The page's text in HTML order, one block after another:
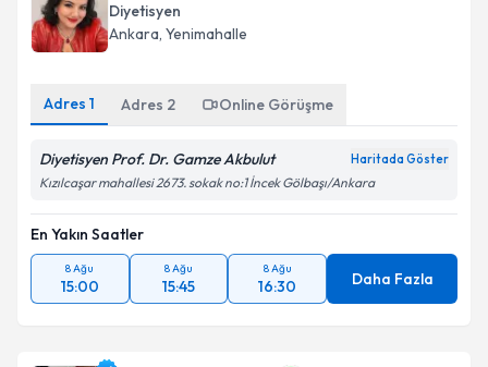
Diyetisyen
Ankara, Yenimahalle
Adres 1 Adres 2 Online Görüşme
Diyetisyen Prof. Dr. Gamze Akbulut Haritada Göster
Kızılcaşar mahallesi 2673. sokak no:1 İncek Gölbaşı/Ankara
En Yakın Saatler
8 Ağu
15:00
8 Ağu
15:45
8 Ağu
16:30 Daha Fazla